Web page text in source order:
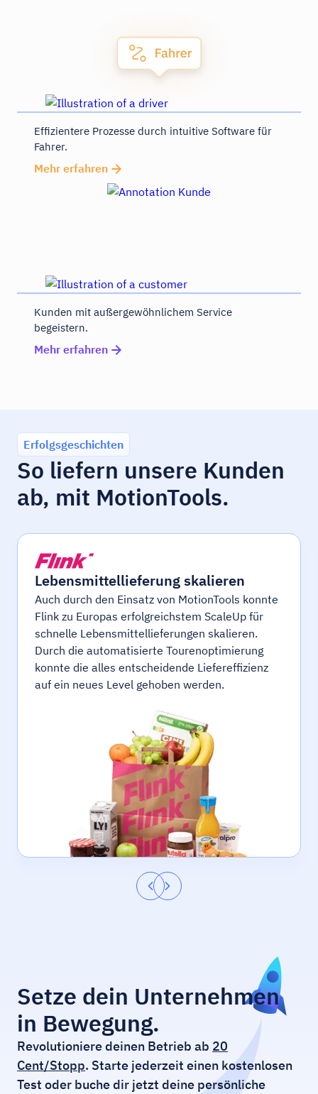
Effizientere Prozesse durch intuitive Software für
Fahrer.
Mehr erfahren
Kunden mit außergewöhnlichem Service
begeistern.
Mehr erfahren
Erfolgsgeschichten
So liefern unsere Kunden
ab, mit MotionTools.
Lebensmittellieferung skalieren
Auch durch den Einsatz von MotionTools konnte
Flink zu Europas erfolgreichstem ScaleUp für
schnelle Lebensmittellieferungen skalieren.
Durch die automatisierte Tourenoptimierung
konnte die alles entscheidende Liefereffizienz
auf ein neues Level gehoben werden.
Setze dein Unternehmen
in Bewegung.
Revolutioniere deinen Betrieb ab 20
Cent/Stopp. Starte jederzeit einen kostenlosen
Test oder buche dir jetzt deine persönliche